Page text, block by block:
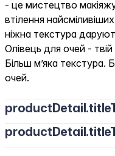
- це мистецтво
втілення
ніжна текстура
Олівець для очей -
Більш м’яка текстура.
очей.